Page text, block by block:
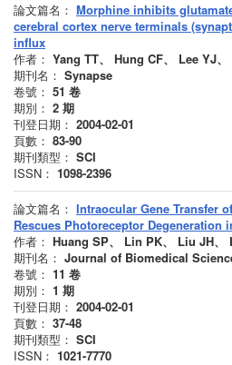
論文篇名： Morphine inhibits
cerebral cortex nerve terminals
influx
作者： Yang TT、 Hung CF、 Lee YJ
期刊名： Synapse
卷號： 51 卷
期別： 2 期
刊登日期： 2004-02-01
頁數： 83-90
期刊類型： SCI
ISSN： 1098-2396
論文篇名： Intraocular Gene Transfer
Rescues Photoreceptor Degeneration
作者： Huang SP、 Lin PK、 Liu JH、
期刊名： Journal of Biomedical
卷號： 11 卷
期別： 1 期
刊登日期： 2004-02-01
頁數： 37-48
期刊類型： SCI
ISSN： 1021-7770